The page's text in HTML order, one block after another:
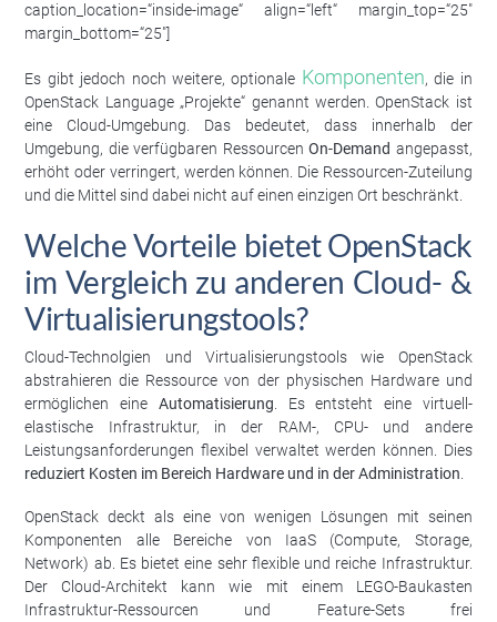
caption_location=“inside-image“ align=“left“ margin_top=“25″
margin_bottom=“25″]
Es gibt jedoch noch weitere, optionale Komponenten, die in
OpenStack Language „Projekte“ genannt werden. OpenStack ist
eine Cloud-Umgebung. Das bedeutet, dass innerhalb der
Umgebung, die verfügbaren RessourcenOn-Demand angepasst,
erhöht oder verringert, werden können. Die Ressourcen-Zuteilung
und die Mittel sind dabei nicht auf einen einzigen Ort beschränkt.
Welche Vorteile bietet OpenStack
im Vergleich zu anderen Cloud- &
Virtualisierungstools?
Cloud-Technolgien und Virtualisierungstools wie OpenStack
abstrahieren die Ressource von der physischen Hardware und
ermöglichen eine Automatisierung . Es entsteht eine virtuell-
elastische Infrastruktur, in der RAM-, CPU- und andere
Leistungsanforderungen flexibel verwaltet werden können. Dies
reduziert Kosten im Bereich Hardware und in der Administration
OpenStack deckt als eine von wenigen Lösungen mit seinen
Komponenten alle Bereiche von IaaS (Compute, Storage,
Network) ab. Es bietet eine sehr flexible und reiche Infrastruktur.
Der Cloud-Architekt kann wie mit einem LEGO-Baukasten
Infrastruktur-Ressourcen und Feature-Sets frei